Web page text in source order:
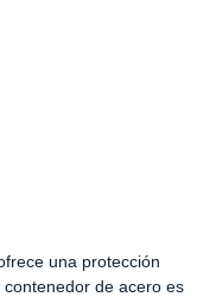
una protección
de acero es